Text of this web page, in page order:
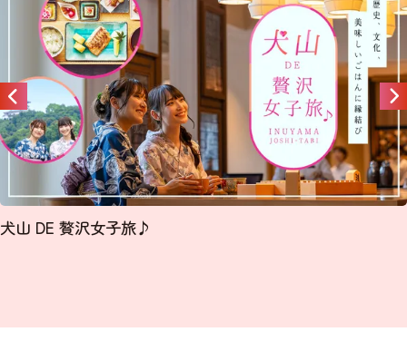
犬山 DE 贅沢女子旅♪